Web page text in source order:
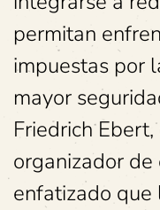
permitan
impuestas por
mayor
Friedrich
organizador
enfatizado